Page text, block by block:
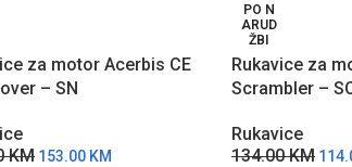
za motor Acerbis CE
– SN
KM 153.00 KM
PO N
ARUD
ŽBI
Rukavice za
Scrambler –
Rukavice
134.00KM